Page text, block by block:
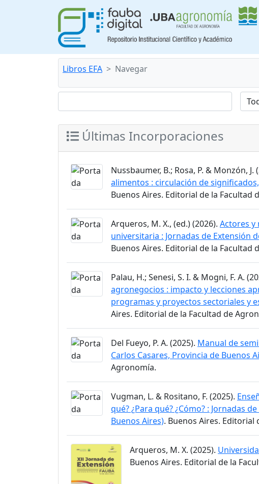
Libros EFA Navegar
Últimas Incorporaciones
Nussbaumer, B.; Rosa, P. & Monzón, J.
alimentos : circulación de
Buenos Aires. Editorial de la Facultad
Arqueros, M. X., (ed.) (2026). Actores y
universitaria : Jornadas de Extensión
Buenos Aires. Editorial de la Facultad
Palau, H.; Senesi, S. I. & Mogni, F. A.
agronegocios : impacto y lecciones
programas y proyectos sectoriales y
Aires. Editorial de la Facultad de
Del Fueyo, P. A. (2025). Manual de
Carlos Casares, Provincia de Buenos
Agronomía.
Vugman, L. & Rositano, F. (2025).
qué? ¿Para qué? ¿Cómo? : Jornadas
Buenos Aires). Buenos Aires. Editorial
Arqueros, M. X. (2025).
Buenos Aires. Editorial de la